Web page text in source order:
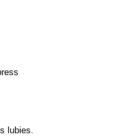
lubies.